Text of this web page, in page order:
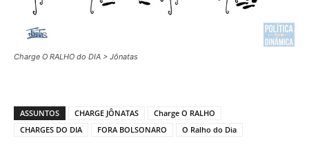
Charge O RALHO do DIA > Jônatas
ASSUNTOS CHARGE JÔNATAS
Charge O RALHO
CHARGES DO DIA
FORA BOLSONARO O Ralho do Dia